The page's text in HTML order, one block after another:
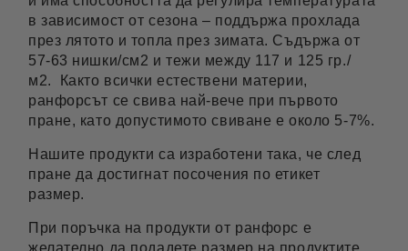
в зависимост от сезона – поддържа прохлада
през лятото и топла през зимата. Съдържа от
57-63 нишки/см2 и тежи между 117 и 125 гр./
м2. Както всички естествени материи,
ранфорсът се свива най-вече при първото
пране, като допустимото свиване е около 5-7%.
Нашите продукти са изработени така, че след
пране да достигнат посочения по етикет
размер.
При поръчка на продукти от ранфорс е
желателно да подадете размер на продуктите